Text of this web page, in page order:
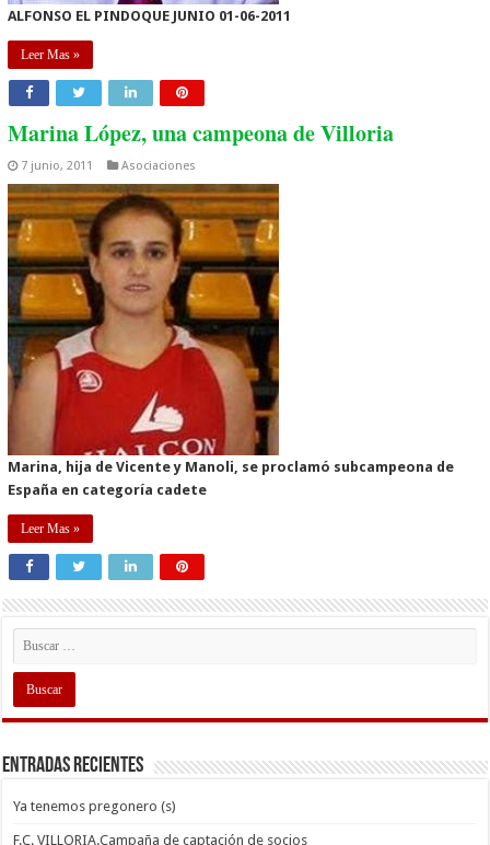
ALFONSO EL PINDOQUE JUNIO 01-06-2011
Leer Mas »
Marina López, una campeona de Villoria
7 junio, 2011 Asociaciones
Marina, hija de Vicente y Manoli, se proclamó subcampeona de
España en categoría cadete
Leer Mas »
Entradas recientes
Ya tenemos pregonero (s)
F.C. VILLORIA.Campaña de captación de socios